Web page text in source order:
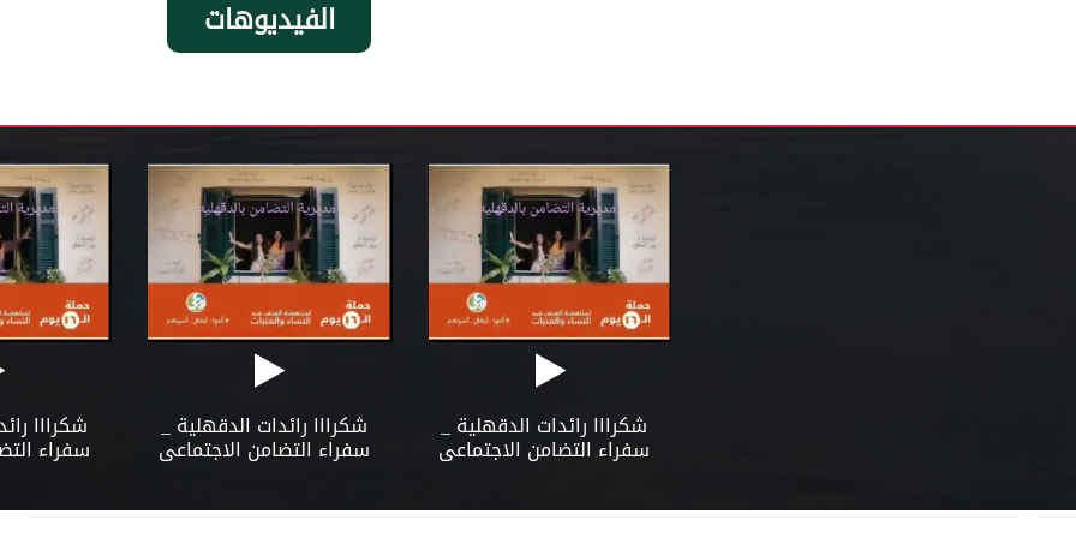
الفيديوهات
شكرااا
سفراء
شكرااا رائدات الدقهلية _
سفراء التضامن الاجتماعى
شكرااا رائدات الدقهلية _
سفراء التضامن الاجتماعى